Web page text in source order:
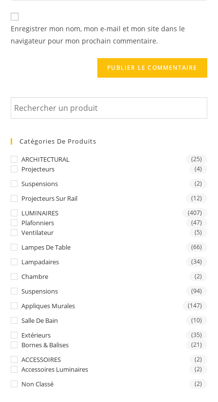
Enregistrer mon nom, mon e-mail et mon site dans le
navigateur pour mon prochain commentaire.
Catégories De Produits
ARCHITECTURAL (25)
Projecteurs (4)
Suspensions (2)
Projecteurs Sur Rail (12)
LUMINAIRES (407)
Plafonniers (47)
Ventilateur (5)
Lampes De Table (66)
Lampadaires (34)
Chambre (2)
Suspensions (94)
Appliques Murales (147)
Salle De Bain (10)
Extérieurs (35)
Bornes & Balises (21)
ACCESSOIRES (2)
Accessoires Luminaires (2)
Non Classé (2)